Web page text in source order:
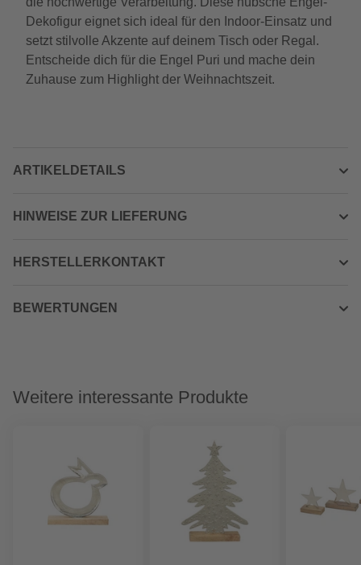
Dekofigur eignet sich ideal für den Indoor-Einsatz und
setzt stilvolle Akzente auf deinem Tisch oder Regal.
Entscheide dich für die Engel Puri und mache dein
Zuhause zum Highlight der Weihnachtszeit.
ARTIKELDETAILS
HINWEISE ZUR LIEFERUNG
HERSTELLERKONTAKT
BEWERTUNGEN
Weitere interessante Produkte